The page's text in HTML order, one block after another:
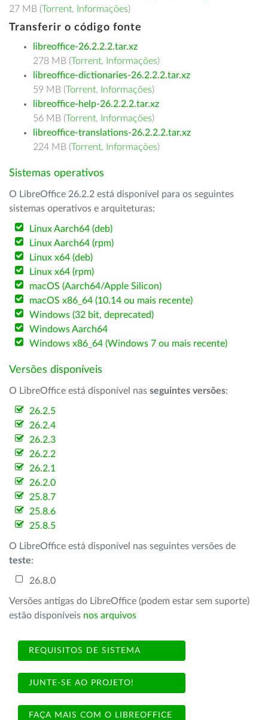
27 MB (Torrent, Informações)
Transferir o código fonte
libreoffice-26.2.2.2.tar.xz
278 MB (Torrent, Informações)
libreoffice-dictionaries-26.2.2.2.tar.xz
59 MB (Torrent, Informações)
libreoffice-help-26.2.2.2.tar.xz
56 MB (Torrent, Informações)
libreoffice-translations-26.2.2.2.tar.xz
224 MB (Torrent, Informações)
Sistemas operativos
O LibreOffice 26.2.2 está disponível para os seguintes
sistemas operativos e arquiteturas:
Linux Aarch64 (deb)
Linux Aarch64 (rpm)
Linux x64 (deb)
Linux x64 (rpm)
macOS (Aarch64/Apple Silicon)
macOS x86_64 (10.14 ou mais recente)
Windows (32 bit, deprecated)
Windows Aarch64
Windows x86_64 (Windows 7 ou mais recente)
Versões disponíveis
O LibreOffice está disponível nas seguintes versões:
26.2.5
26.2.4
26.2.3
26.2.2
26.2.1
26.2.0
25.8.7
25.8.6
25.8.5
O LibreOffice está disponível nas seguintes versões de
teste:
26.8.0
Versões antigas do LibreOffice (podem estar sem suporte)
estão disponíveis nos arquivos
REQUISITOS DE SISTEMA
JUNTE-SE AO PROJETO!
FAÇA MAIS COM O LIBREOFFICE